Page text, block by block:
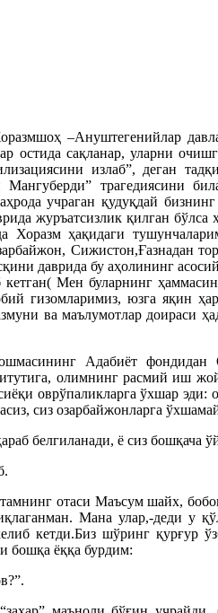
–Ануштегенийлар
остида сақланар, уларни
излаб”, деган
трагедиясини
учраган қудуқдай
журъатсизлик қилган
ҳақидаги
Сижистон,Ғазнадан
даврида бу аҳолининг
кетган( Мен буларнинг
гизомларимиз, юзга яқин
ва маълумотлар
Адабиёт
олимнинг расмий иш
оврўпаликларга ўхшар
сиз озарбайжонларга
белгиланади, ё сиз бошқача
отаси Маъсум шайх,
Мана улар,-деди у
кетди.Биз шўринг қурғур
бошқа ёққа бурдим: